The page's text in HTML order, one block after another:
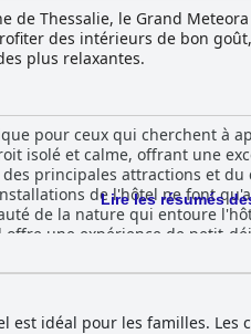
de Thessalie, le Grand
des intérieurs de bon
plus relaxantes.
pour ceux qui cherchent à
isolé et calme, offrant une
principales attractions et
de l'hôtel ne font
de la nature qui entoure
offre une expérience de petit-
sont spacieuses, propres et
choix pour ceux qui
des clients pour ses
informés de la disponibilité
Lire les résumés
est idéal pour les familles.